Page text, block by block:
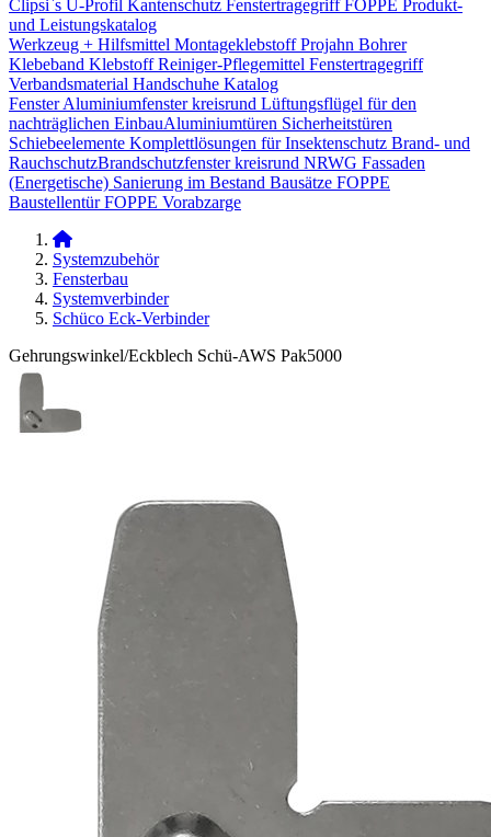
Clipsi`s U-Profil Kantenschutz Fenstertragegriff FOPPE Produkt-
und Leistungskatalog
Werkzeug + Hilfsmittel Montageklebstoff Projahn Bohrer
Klebeband Klebstoff Reiniger-Pflegemittel Fenstertragegriff
Verbandsmaterial Handschuhe Katalog
Fenster Aluminiumfenster kreisrund Lüftungsflügel für den
nachträglichen Einbau​Aluminiumtüren Sicherheitstüren
Schiebeelemente Komplettlösungen für Insektenschutz Brand- und
Rauchschutz​Brandschutzfenster kreisrund NRWG Fassaden
(Energetische) Sanierung im Bestand Bausätze FOPPE
Baustellentür FOPPE Vorabzarge
Systemzubehör
Fensterbau
Systemverbinder
Schüco Eck-Verbinder
Gehrungswinkel/Eckblech Schü-AWS Pak5000